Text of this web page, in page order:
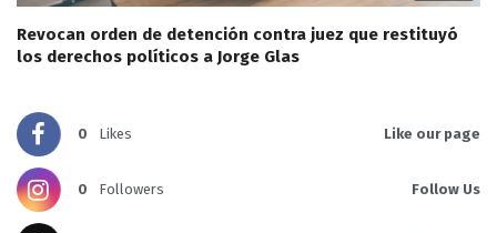
Revocan orden de detención contra juez que restituyó
los derechos políticos a Jorge Glas
0 Likes Like our page
0 Followers Follow Us